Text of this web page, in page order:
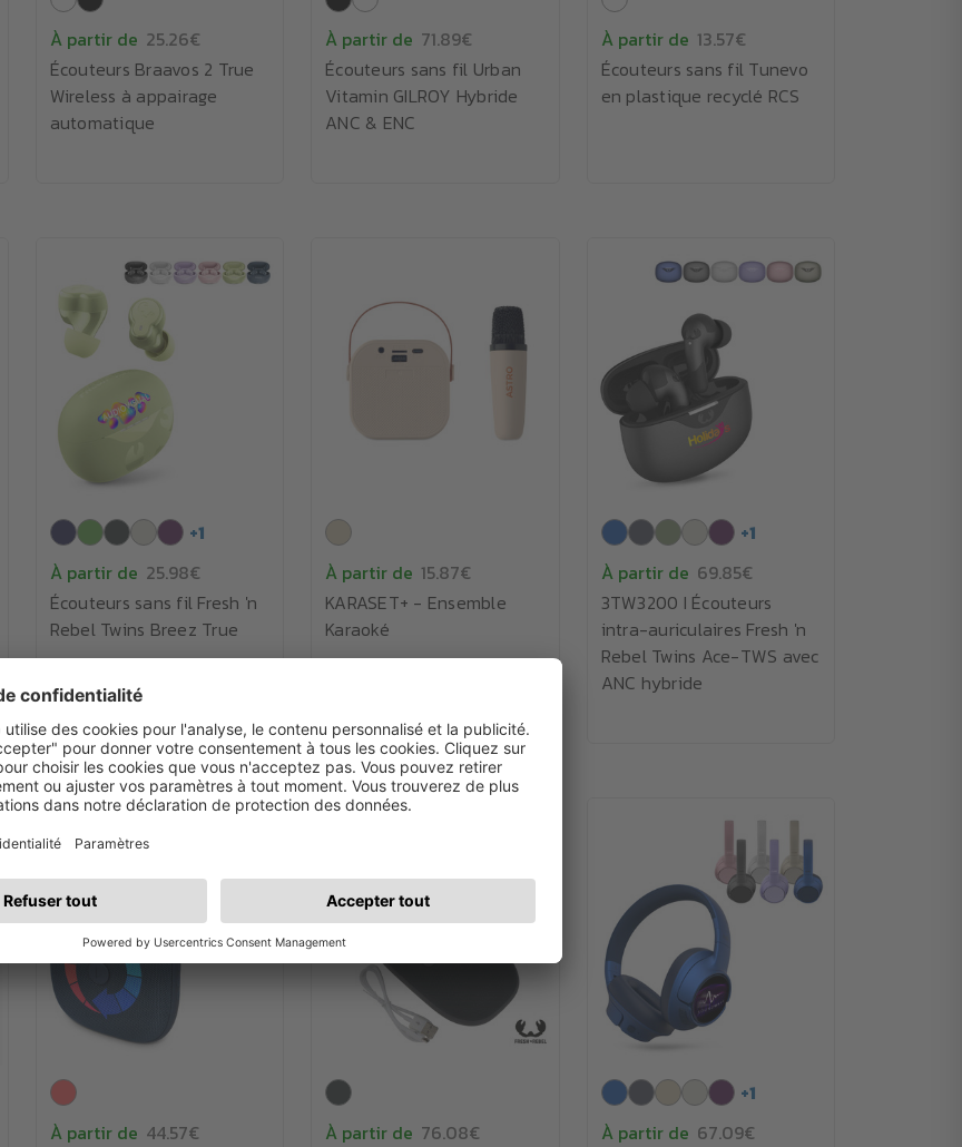
À partir de 25.26€
Écouteurs Braavos 2 True
Wireless à appairage
automatique
À partir de 71.89€
Écouteurs sans fil Urban
Vitamin GILROY Hybride
ANC & ENC
À partir de 13.57€
Écouteurs sans fil Tunevo
en plastique recyclé RCS
+1
À partir de 25.98€
Écouteurs sans fil Fresh 'n
Rebel Twins Breez True
À partir de 15.87€
KARASET+ - Ensemble
Karaoké
+1
À partir de 69.85€
3TW3200 I Écouteurs
intra-auriculaires Fresh 'n
Rebel Twins Ace-TWS avec
ANC hybride
À partir de 44.57€
À partir de 76.08€
+1
À partir de 67.09€